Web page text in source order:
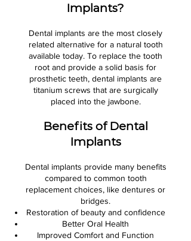
Implants?
Dental implants are the most closely
related alternative for a natural tooth
available today. To replace the tooth
root and provide a solid basis for
prosthetic teeth, dental implants are
titanium screws that are surgically
placed into the jawbone.
Benefits of Dental
Implants
Dental implants provide many benefits
compared to common tooth
replacement choices, like dentures or
bridges.
Restoration of beauty and confidence
Better Oral Health
Improved Comfort and Function